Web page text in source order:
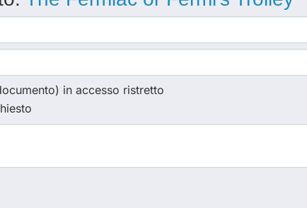
in accesso ristretto